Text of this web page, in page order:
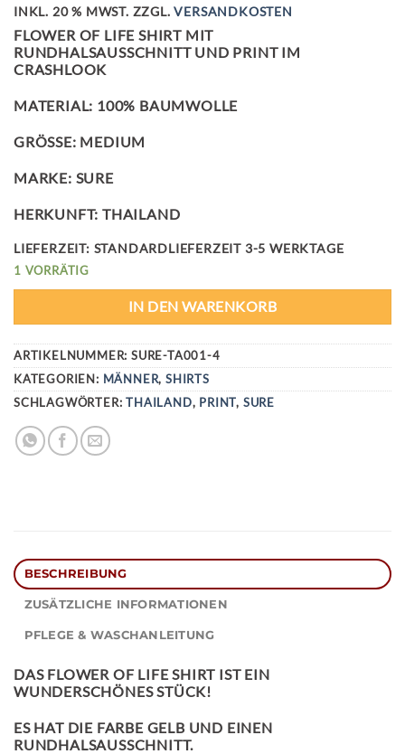
INKL. 20 % MWST. ZZGL.VERSANDKOSTEN
FLOWER OF LIFE SHIRT MIT
RUNDHALSAUSSCHNITT UND PRINT IM
CRASHLOOK
MATERIAL: 100% BAUMWOLLE
GRÖSSE: MEDIUM
MARKE: SURE
HERKUNFT: THAILAND
LIEFERZEIT: STANDARDLIEFERZEIT 3-5 WERKTAGE
1 VORRÄTIG
IN DEN WARENKORB
ARTIKELNUMMER:SURE-TA001-4
KATEGORIEN: MÄNNER,SHIRTS
SCHLAGWÖRTER:THAILAND, PRINT, SURE
BESCHREIBUNG
ZUSÄTZLICHE INFORMATIONEN
PFLEGE & WASCHANLEITUNG
DAS FLOWER OF LIFE SHIRT IST EIN
WUNDERSCHÖNES STÜCK!
ES HAT DIE FARBE GELB UND EINEN
RUNDHALSAUSSCHNITT.